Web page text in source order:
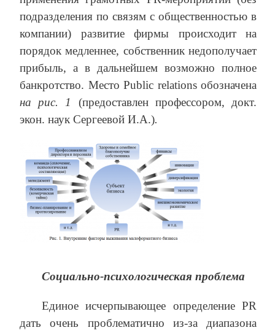
подразделения по связям с общественностью в
компании) развитие фирмы происходит на
порядок медленнее, собственник недополучает
прибыль, а в дальнейшем возможно полное
банкротство. Место Public relations обозначена
на рис. 1
(предоставлен профессором, докт.
экон. наук Сергеевой И.А.).
Социально-психологическая проблема
Единое исчерпывающее определение PR
дать очень проблематично из-за диапазона